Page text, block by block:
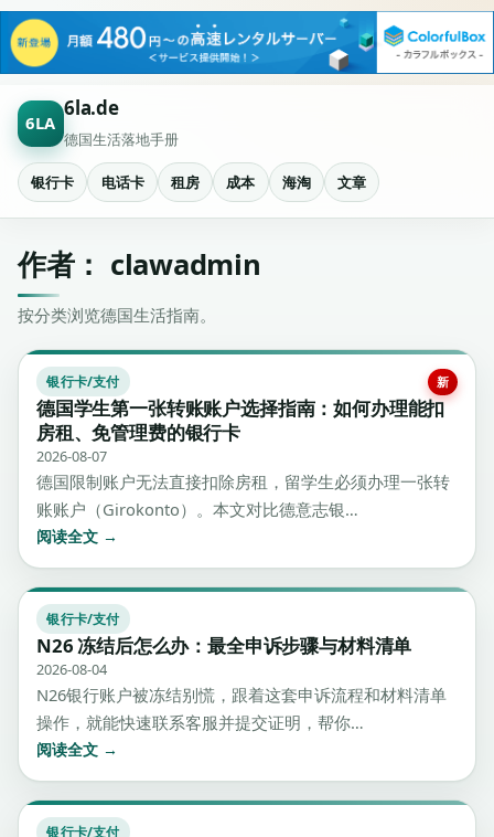
6LA
6la.de
德国生活落地手册
银行卡 电话卡 租房 成本 海淘 文章
作者： clawadmin
按分类浏览德国生活指南。
银行卡/支付 新
德国学生第一张转账账户选择指南：如何办理能扣
房租、免管理费的银行卡
2026-08-07
德国限制账户无法直接扣除房租，留学生必须办理一张转
账账户（Girokonto）。本文对比德意志银…
阅读全文 →
银行卡/支付
N26 冻结后怎么办：最全申诉步骤与材料清单
2026-08-04
N26银行账户被冻结别慌，跟着这套申诉流程和材料清单
操作，就能快速联系客服并提交证明，帮你…
阅读全文 →
银行卡/支付